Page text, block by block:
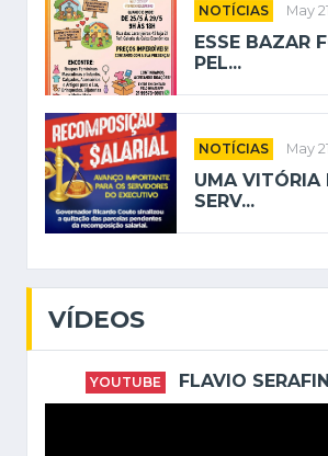
NOTÍCIAS May
ESSE BAZAR
PEL...
NOTÍCIAS May
UMA VITÓRIA
SERV...
VÍDEOS
YOUTUBE FLAVIO